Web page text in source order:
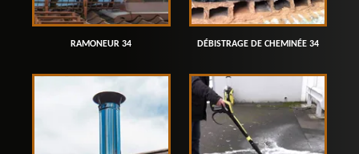
RAMONEUR 34 DÉBISTRAGE DE CHEMINÉE 34